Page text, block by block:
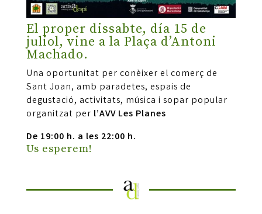
El proper dissabte, día 15 de
juliol, vine a la Plaça d’Antoni
Machado.
Una oportunitat per conèixer el comerç de
Sant Joan, amb paradetes, espais de
degustació, activitats, música i sopar popular
organitzat per l’AVV Les Planes
De 19:00 h. a les 22:00 h.
Us esperem!